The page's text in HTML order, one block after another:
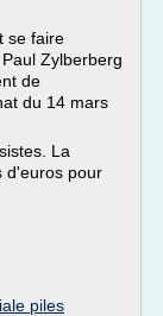
se faire
Zylberberg
de
du 14 mars
La
d'euros pour
piles